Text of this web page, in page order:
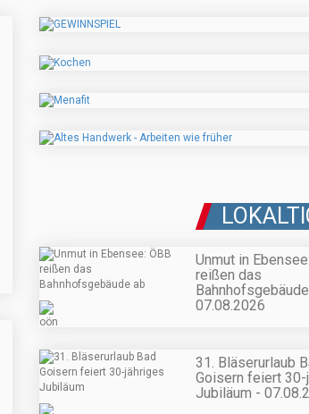
Unmut in
reißen das
07.08.2026
31. Bläserurlaub
Goisern feiert 30-
Jubiläum -